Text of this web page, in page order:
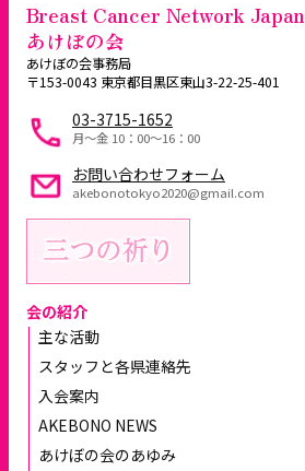
Breast Cancer Network Japan
あけぼの会
あけぼの会事務局
〒153-0043 東京都目黒区東山3-22-25-401
03-3715-1652
月～金 10：00〜16：00
お問い合わせフォーム
akebonotokyo2020@gmail.com
会の紹介
主な活動
スタッフと各県連絡先
入会案内
AKEBONO NEWS
あけぼの会のあゆみ